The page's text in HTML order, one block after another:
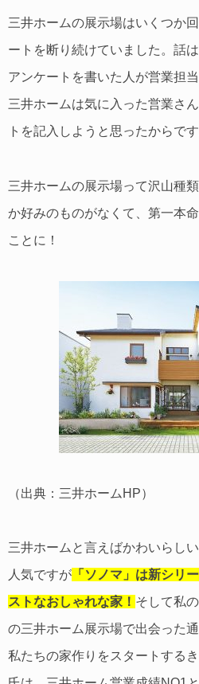
三井ホームの展示場はいくつか
ートを断り続けていました。話
アンケートを書いた人が営業担
三井ホームは気に入った営業さ
トを記入しようと思ったからです
三井ホームの展示場って沢山種
か好みのものがなくて、第一本
ことに！
（出典：三井ホームHP）
三井ホームと言えばかわいらし
人気ですが 「ソノマ」は新シリ
ストなおしゃれな家！ そして私
の三井ホーム展示場で出会った
私たちの家作りをスタートする